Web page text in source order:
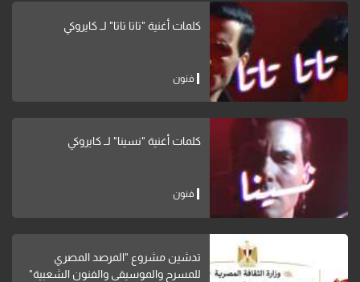
كلمات أغنية "تاتا تاتا" لــ كايروكي
فنون
كلمات أغنية "نسينا" لــ كايروكي
فنون
تدشين مشروع "المرصد المصري
للمسرح والموسيقى والفنون الشعبية"